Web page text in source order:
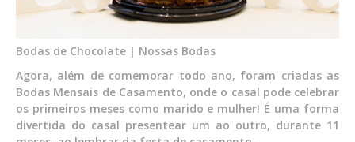
Bodas de Chocolate | Nossas Bodas
Agora, além de comemorar todo ano, foram criadas as
Bodas Mensais de Casamento, onde o casal pode celebrar
os primeiros meses como marido e mulher! É uma forma
divertida do casal presentear um ao outro, durante 11